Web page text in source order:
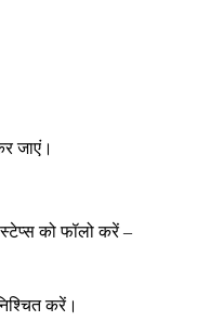
जाएं।
को फॉलो करें –
करें।